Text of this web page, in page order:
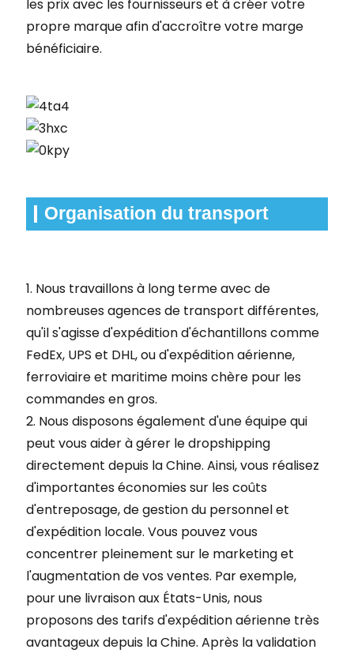
les prix avec les fournisseurs et à créer votre
propre marque afin d'accroître votre marge
bénéficiaire.
Organisation du transport
1. Nous travaillons à long terme avec de
nombreuses agences de transport différentes,
qu'il s'agisse d'expédition d'échantillons comme
FedEx, UPS et DHL, ou d'expédition aérienne,
ferroviaire et maritime moins chère pour les
commandes en gros.
2. Nous disposons également d'une équipe qui
peut vous aider à gérer le dropshipping
directement depuis la Chine. Ainsi, vous réalisez
d'importantes économies sur les coûts
d'entreposage, de gestion du personnel et
d'expédition locale. Vous pouvez vous
concentrer pleinement sur le marketing et
l'augmentation de vos ventes. Par exemple,
pour une livraison aux États-Unis, nous
proposons des tarifs d'expédition aérienne très
avantageux depuis la Chine. Après la validation